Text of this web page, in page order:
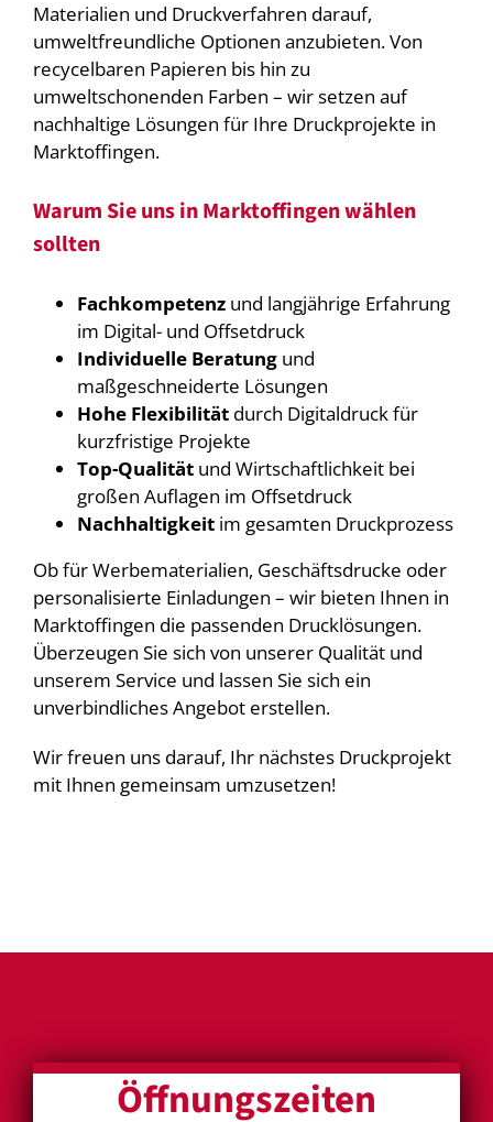
Materialien und Druckverfahren darauf,
umweltfreundliche Optionen anzubieten. Von
recycelbaren Papieren bis hin zu
umweltschonenden Farben – wir setzen auf
nachhaltige Lösungen für Ihre Druckprojekte in
Marktoffingen.
Warum Sie uns in Marktoffingen wählen
sollten
Fachkompetenzund langjährige Erfahrung
im Digital- und Offsetdruck
Individuelle Beratungund
maßgeschneiderte Lösungen
Hohe Flexibilitätdurch Digitaldruck für
kurzfristige Projekte
Top-Qualitätund Wirtschaftlichkeit bei
großen Auflagen im Offsetdruck
Nachhaltigkeitim gesamten Druckprozess
Ob für Werbematerialien, Geschäftsdrucke oder
personalisierte Einladungen – wir bieten Ihnen in
Marktoffingen die passenden Drucklösungen.
Überzeugen Sie sich von unserer Qualität und
unserem Service und lassen Sie sich ein
unverbindliches Angebot erstellen.
Wir freuen uns darauf, Ihr nächstes Druckprojekt
mit Ihnen gemeinsam umzusetzen!
Öffnungszeiten